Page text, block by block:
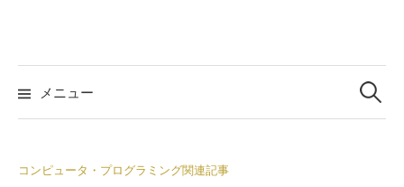
メニュー
検
索:
コンピュータ・プログラミング関連記事